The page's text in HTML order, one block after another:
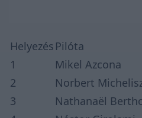
Helyezés Pilóta
1
Mikel Azcona
2
Norbert
3
Nathanaël